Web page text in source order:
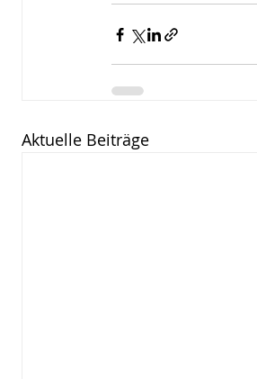
Aktuelle Beiträge